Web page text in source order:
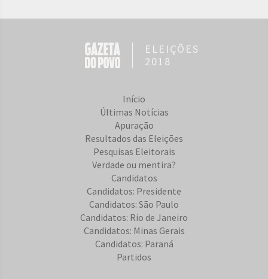
ELEIÇÕES
2018
Início
Últimas Notícias
Apuração
Resultados das Eleições
Pesquisas Eleitorais
Verdade ou mentira?
Candidatos
Candidatos: Presidente
Candidatos: São Paulo
Candidatos: Rio de Janeiro
Candidatos: Minas Gerais
Candidatos: Paraná
Partidos